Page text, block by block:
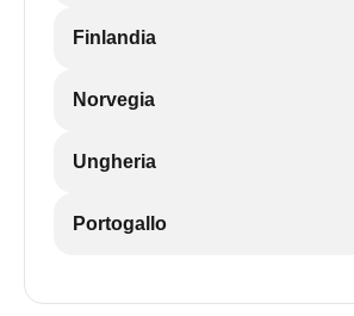
Finlandia
Norvegia
Ungheria
Portogallo